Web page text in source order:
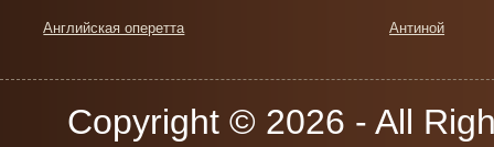
Английская оперетта Антиной
Copyright © 2026 - All